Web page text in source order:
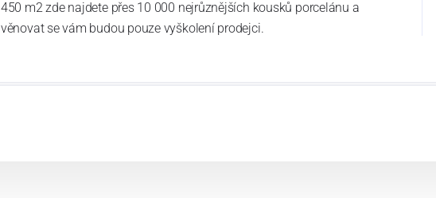
450 m2 zde najdete přes 10 000 nejrůznějších kousků porcelánu a
věnovat se vám budou pouze vyškolení prodejci.